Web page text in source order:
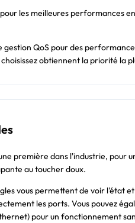
les meilleures performances
QoS pour des
obtiennent la priorité la
première dans l'industrie, pour
au toucher doux.
vous permettent de voir l'état
les ports. Vous pouvez
pour un fonctionnement